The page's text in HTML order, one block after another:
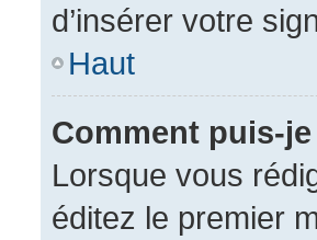
d’insérer votre
Haut
Comment puis-
Lorsque vous
éditez le premier